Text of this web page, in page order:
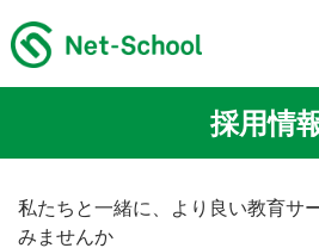
採用情
私たちと一緒に、より良い教育サ
みませんか